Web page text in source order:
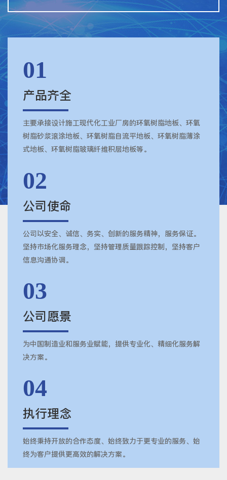
01
产品齐全
主要承接设计施工现代化工业厂房的环氧树脂地板、环氧
树脂砂浆滚涂地板、环氧树脂自流平地板、环氧树脂薄涂
式地板、环氧树脂玻璃纤维积层地板等。
02
公司使命
公司以安全、诚信、务实、创新的服务精神，服务保证。
坚持市场化服务理念，坚持管理质量跟踪控制，坚持客户
信息沟通协调。
03
公司愿景
为中国制造业和服务业赋能，提供专业化、精细化服务解
决方案。
04
执行理念
始终秉持开放的合作态度、始终致力于更专业的服务、始
终为客户提供更高效的解决方案。